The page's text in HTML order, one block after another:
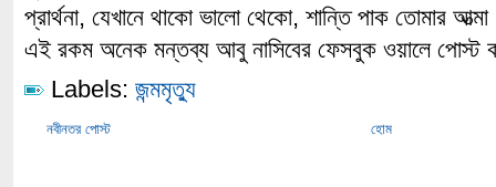
প্রার্থনা, যেখানে থাকো ভালো থেকো, শান্তি পাক তোমার
এই রকম অনেক মন্তব্য আবু নাসিবের ফেসবুক ওয়ালে
Labels: জন্মমৃত্যু
নবীনতর পোস্ট হোম